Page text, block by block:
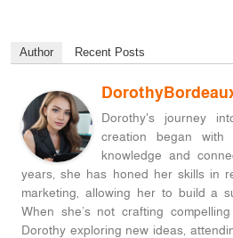
Author Recent Posts
Dorothy's journey
creation began
knowledge and
years, she has honed her skills in
marketing, allowing her to build a
When she’s not crafting
Dorothy exploring new ideas,